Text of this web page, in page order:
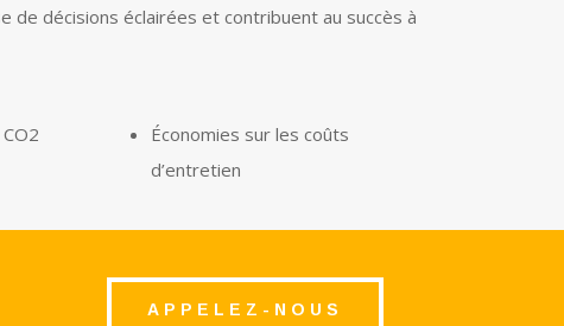
décisions éclairées et contribuent au succès à
Économies sur les coûts
d’entretien
APPELEZ-NOUS